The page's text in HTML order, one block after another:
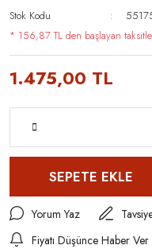
Stok Kodu
* 156,87 TL den başlayan
1.475,00 TL
SEPETE EKLE
Yorum Yaz
Fiyatı Düşünce Haber Ver